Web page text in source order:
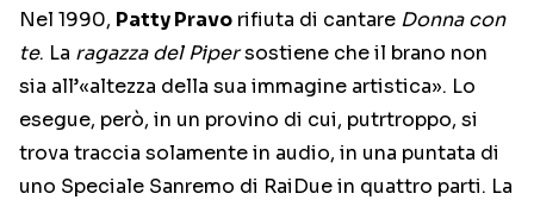
Nel 1990, Patty Pravo rifiuta di cantare Donna con
te. La ragazza del Pipersostiene che il brano non
sia all’«altezza della sua immagine artistica». Lo
esegue, però, in un provino di cui, putrtroppo, si
trova traccia solamente in audio, in una puntata di
uno Speciale Sanremo di RaiDue in quattro parti. La